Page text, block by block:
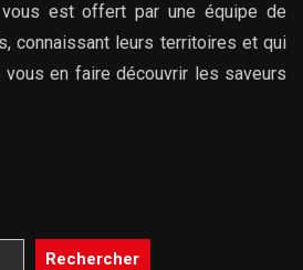
est offert par une équipe de
connaissant leurs territoires et qui
en faire découvrir les saveurs
Rechercher